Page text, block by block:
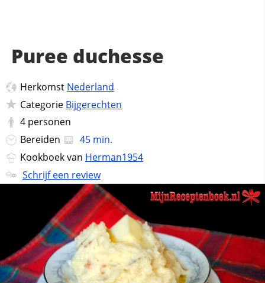
Puree duchesse
Herkomst Nederland
Categorie Bijgerechten
4 personen
Bereiden
45 min.
Kookboek van Herman1954
Schrijf een review